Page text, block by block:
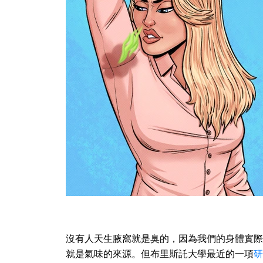
沒有人天生腋窩就是臭的，因為我們的身體實
就是氣味的來源。但布里斯託大學最近的一項